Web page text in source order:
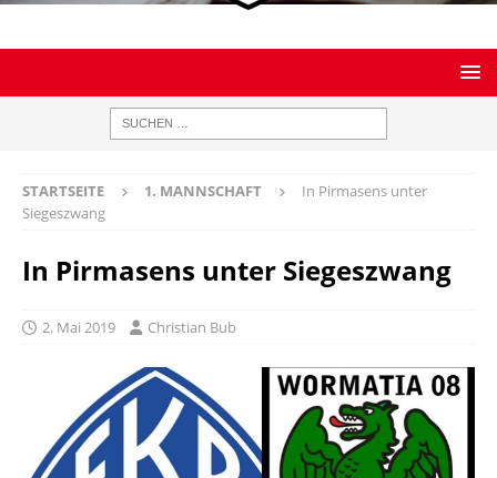
STARTSEITE 1. MANNSCHAFT
In Pirmasens unter
Siegeszwang
In Pirmasens unter Siegeszwang
2. Mai 2019 Christian Bub